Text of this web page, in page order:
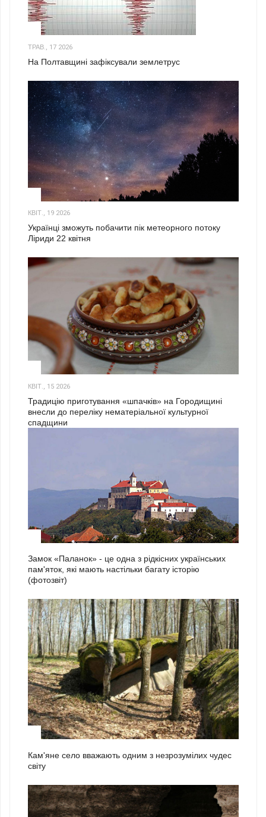
ТРАВ., 17 2026
На Полтавщині зафіксували землетрус
КВІТ., 19 2026
Українці зможуть побачити пік метеорного потоку
Ліриди 22 квітня
КВІТ., 15 2026
Традицію приготування «шпачків» на Городищині
внесли до переліку нематеріальної культурної
спадщини
Замок «Паланок» - це одна з рідкісних українських
пам'яток, які мають настільки багату історію
(фотозвіт)
Кам'яне село вважають одним з незрозумілих чудес
світу